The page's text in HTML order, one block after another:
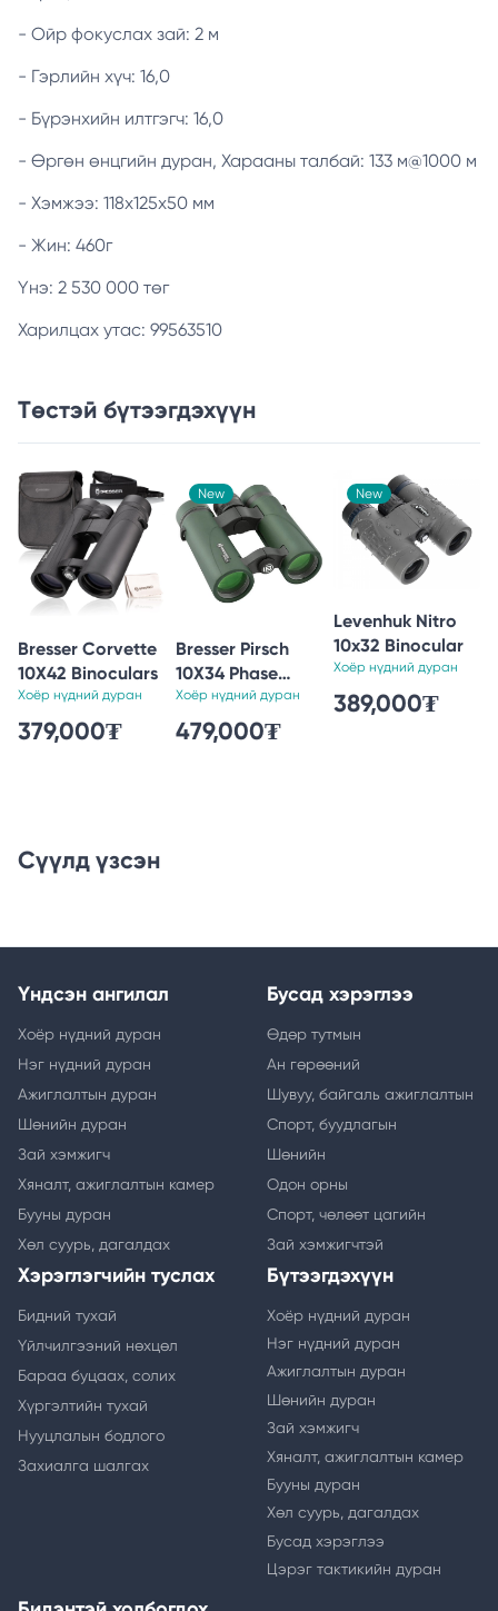
- Ойр фокуслах зай: 2 м
- Гэрлийн хүч: 16,0
- Бүрэнхийн илтгэгч: 16,0
- Өргөн өнцгийн дуран, Харааны талбай: 133 м@1000 м
- Хэмжээ: 118х125х50 мм
- Жин: 460г
Үнэ: 2 530 000 төг
Харилцах утас: 99563510
Төстэй бүтээгдэхүүн
Bresser Corvette
10X42 Binoculars
Хоёр нүдний дуран
379,000₮
New
Bresser Pirsch
10X34 Phase
Coat. Binoculars
Хоёр нүдний дуран
479,000₮
New
Levenhuk Nitro
10x32 Binocular
Хоёр нүдний дуран
389,000₮
Сүүлд үзсэн
Үндсэн ангилал
Хоёр нүдний дуран
Нэг нүдний дуран
Ажиглалтын дуран
Шөнийн дуран
Зай хэмжигч
Хяналт, ажиглалтын камер
Бууны дуран
Хөл суурь, дагалдах
Бусад хэрэглээ
Өдөр тутмын
Ан гөрөөний
Шувуу, байгаль ажиглалтын
Спорт, буудлагын
Шөнийн
Одон орны
Спорт, чөлөөт цагийн
Зай хэмжигчтэй
Хэрэглэгчийн туслах
Бидний тухай
Үйлчилгээний нөхцөл
Бараа буцаах, солих
Хүргэлтийн тухай
Нууцлалын бодлого
Захиалга шалгах
Бүтээгдэхүүн
Хоёр нүдний дуран
Нэг нүдний дуран
Ажиглалтын дуран
Шөнийн дуран
Зай хэмжигч
Хяналт, ажиглалтын камер
Бууны дуран
Хөл суурь, дагалдах
Бусад хэрэглээ
Цэрэг тактикийн дуран